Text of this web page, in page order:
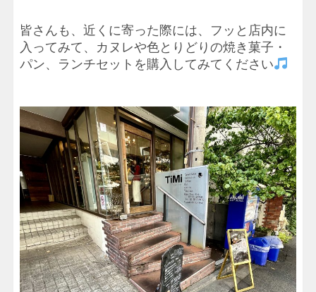
皆さんも、近くに寄った際には、フッと店内に
入ってみて、カヌレや色とりどりの焼き菓子・
パン、ランチセットを購入してみてください